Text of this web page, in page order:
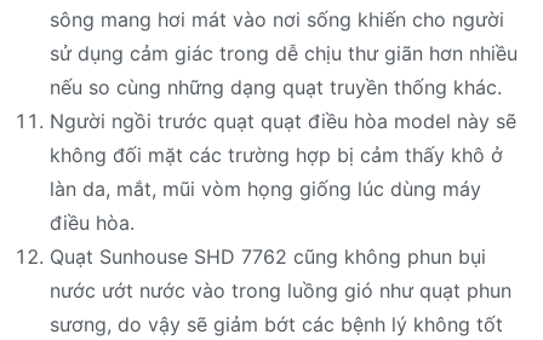
sông mang hơi mát vào nơi sống khiến cho người
sử dụng cảm giác trong dễ chịu thư giãn hơn nhiều
nếu so cùng những dạng quạt truyền thống khác.
Người ngồi trước quạt quạt điều hòa model này sẽ
không đối mặt các trường hợp bị cảm thấy khô ở
làn da, mắt, mũi vòm họng giống lúc dùng máy
điều hòa.
Quạt Sunhouse SHD 7762 cũng không phun bụi
nước ướt nước vào trong luồng gió như quạt phun
sương, do vậy sẽ giảm bớt các bệnh lý không tốt